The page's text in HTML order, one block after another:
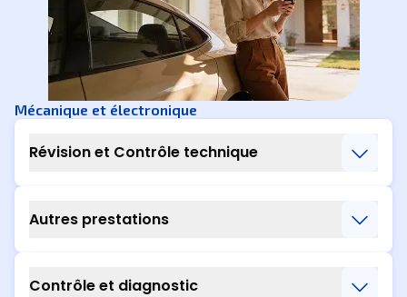
Mécanique et électronique
Révision et Contrôle technique
Autres prestations
Contrôle et diagnostic